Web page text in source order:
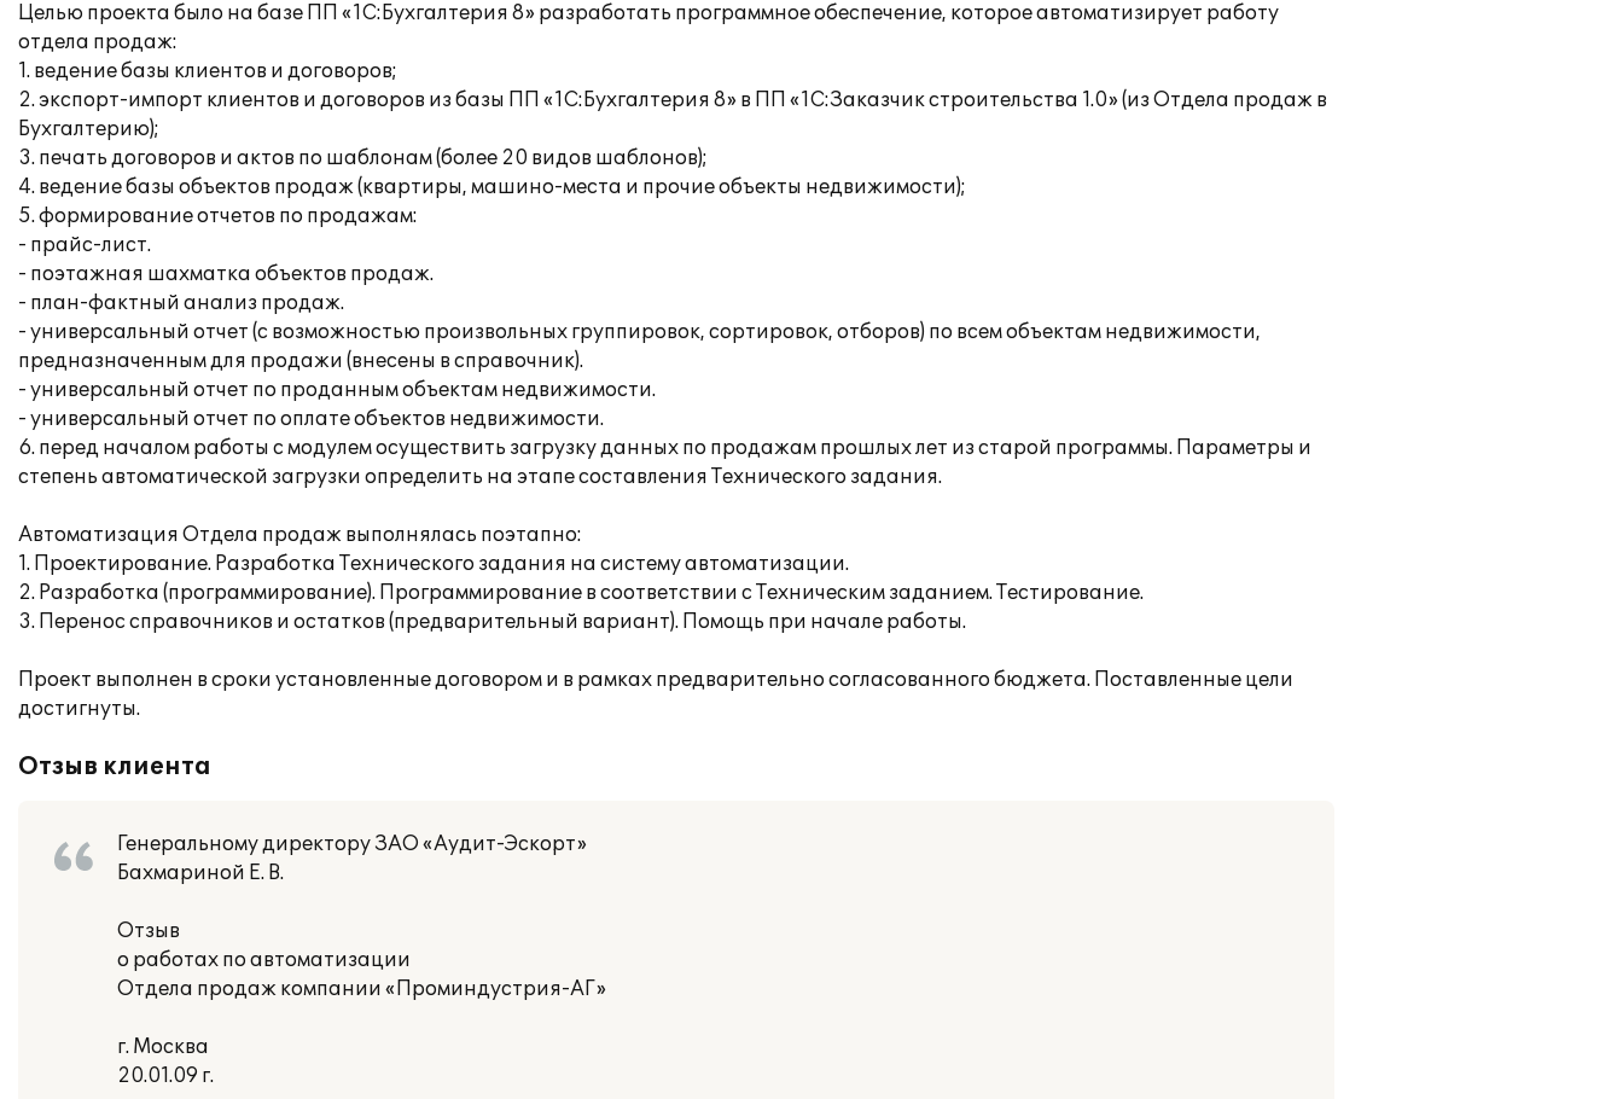
Целью проекта было на базе ПП «1С:Бухгалтерия 8» разработать программное обеспечение, которое автоматизирует работу
отдела продаж:
1. ведение базы клиентов и договоров;
2. экспорт-импорт клиентов и договоров из базы ПП «1С:Бухгалтерия 8» в ПП «1С:Заказчик строительства 1.0» (из Отдела продаж в
Бухгалтерию);
3. печать договоров и актов по шаблонам (более 20 видов шаблонов);
4. ведение базы объектов продаж (квартиры, машино-места и прочие объекты недвижимости);
5. формирование отчетов по продажам:
- прайс-лист.
- поэтажная шахматка объектов продаж.
- план-фактный анализ продаж.
- универсальный отчет (с возможностью произвольных группировок, сортировок, отборов) по всем объектам недвижимости,
предназначенным для продажи (внесены в справочник).
- универсальный отчет по проданным объектам недвижимости.
- универсальный отчет по оплате объектов недвижимости.
6. перед началом работы с модулем осуществить загрузку данных по продажам прошлых лет из старой программы. Параметры и
степень автоматической загрузки определить на этапе составления Технического задания.
Автоматизация Отдела продаж выполнялась поэтапно:
1. Проектирование. Разработка Технического задания на систему автоматизации.
2. Разработка (программирование). Программирование в соответствии с Техническим заданием. Тестирование.
3. Перенос справочников и остатков (предварительный вариант). Помощь при начале работы.
Проект выполнен в сроки установленные договором и в рамках предварительно согласованного бюджета. Поставленные цели
достигнуты.
Отзыв клиента
Генеральному директору ЗАО «Аудит-Эскорт»
Бахмариной Е. В.
Отзыв
о работах по автоматизации
Отдела продаж компании «Проминдустрия-АГ»
г. Москва
20.01.09 г.